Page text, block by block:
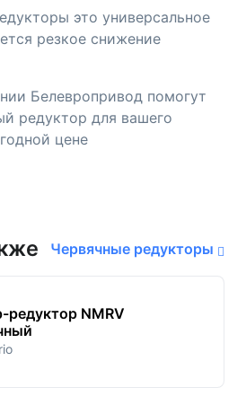
это универсальное
резкое снижение
Белевропривод помогут
редуктор для вашего
цене
Червячные редукторы
NMRV